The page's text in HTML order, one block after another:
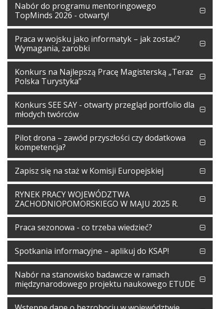
Nabór do programu mentoringowego
TopMinds 2026 - otwarty!
Praca w wojsku jako informatyk – jak zostać?
Wymagania, zarobki
Konkurs na Najlepszą Pracę Magisterską „Teraz
Polska Turystyka”
Konkurs SEE SAY - otwarty przegląd portfolio dla
młodych twórców
Pilot drona – zawód przyszłości czy dodatkowa
kompetencja?
Zapisz się na staż w Komisji Europejskiej
RYNEK PRACY WOJEWÓDZTWA
ZACHODNIOPOMORSKIEGO W MAJU 2025 R.
Praca sezonowa - co trzeba wiedzieć?
Spotkania informacyjne – aplikuj do KSAP!
Nabór na stanowisko badawcze w ramach
międzynarodowego projektu naukowego ETUDE